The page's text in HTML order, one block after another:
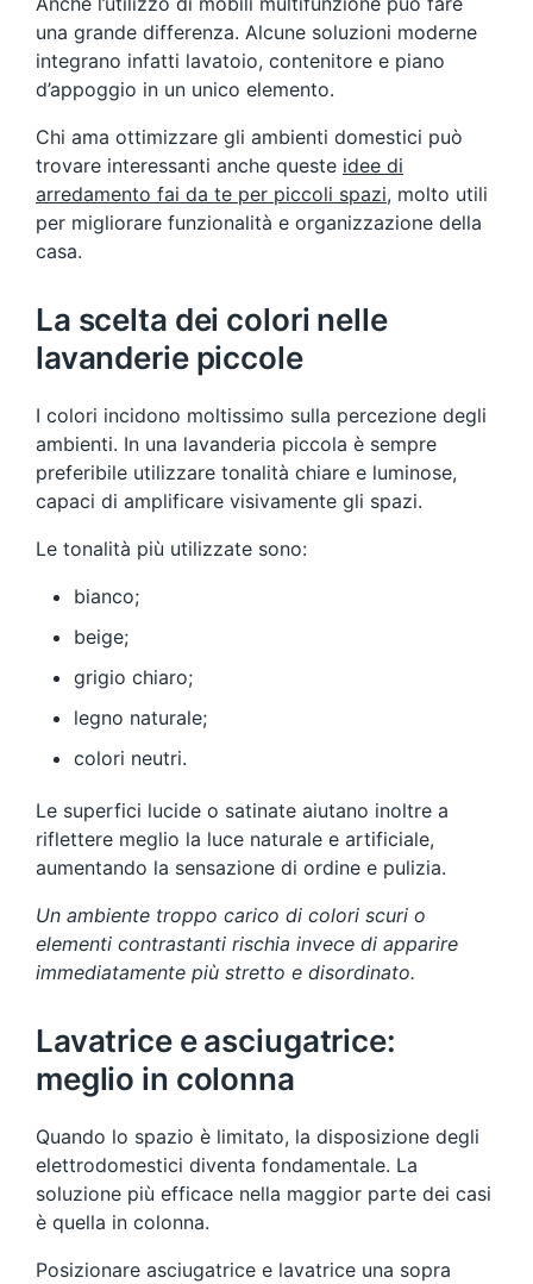
una grande differenza. Alcune soluzioni moderne
integrano infatti lavatoio, contenitore e piano
d’appoggio in un unico elemento.
Chi ama ottimizzare gli ambienti domestici può
trovare interessanti anche queste idee di
arredamento fai da te per piccoli spazi, molto utili
per migliorare funzionalità e organizzazione della
casa.
La scelta dei colori nelle
lavanderie piccole
I colori incidono moltissimo sulla percezione degli
ambienti. In una lavanderia piccola è sempre
preferibile utilizzare tonalità chiare e luminose,
capaci di amplificare visivamente gli spazi.
Le tonalità più utilizzate sono:
bianco;
beige;
grigio chiaro;
legno naturale;
colori neutri.
Le superfici lucide o satinate aiutano inoltre a
riflettere meglio la luce naturale e artificiale,
aumentando la sensazione di ordine e pulizia.
Un ambiente troppo carico di colori scuri o
elementi contrastanti rischia invece di apparire
immediatamente più stretto e disordinato.
Lavatrice e asciugatrice:
meglio in colonna
Quando lo spazio è limitato, la disposizione degli
elettrodomestici diventa fondamentale. La
soluzione più efficace nella maggior parte dei casi
è quella in colonna.
Posizionare asciugatrice e lavatrice una sopra